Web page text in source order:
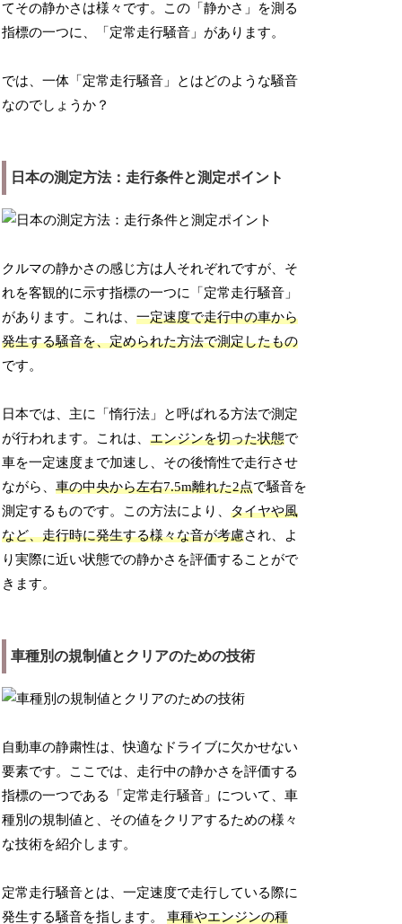
てその静かさは様々です。この「静かさ」を測る
指標の一つに、「定常走行騒音」があります。
では、一体「定常走行騒音」とはどのような騒音
なのでしょうか？
日本の測定方法：走行条件と測定ポイント
クルマの静かさの感じ方は人それぞれですが、そ
れを客観的に示す指標の一つに「定常走行騒音」
があります。これは、一定速度で走行中の車から
発生する騒音を、定められた方法で測定したもの
です。
日本では、主に「惰行法」と呼ばれる方法で測定
が行われます。これは、エンジンを切った状態で
車を一定速度まで加速し、その後惰性で走行させ
ながら、車の中央から左右7.5m離れた2点で騒音を
測定するものです。この方法により、タイヤや風
など、走行時に発生する様々な音が考慮され、よ
り実際に近い状態での静かさを評価することがで
きます。
車種別の規制値とクリアのための技術
自動車の静粛性は、快適なドライブに欠かせない
要素です。ここでは、走行中の静かさを評価する
指標の一つである「定常走行騒音」について、車
種別の規制値と、その値をクリアするための様々
な技術を紹介します。
定常走行騒音とは、一定速度で走行している際に
発生する騒音を指します。車種やエンジンの種